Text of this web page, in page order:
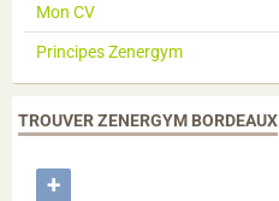
Mon CV
Principes Zenergym
TROUVER ZENERGYM BORDEAUX
+